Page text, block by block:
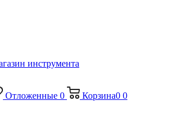
Отложенные 0 Корзина0 0